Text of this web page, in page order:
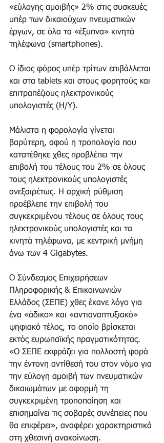
«εύλογης αμοιβής» 2% στις συσκευές
υπέρ των δικαιούχων πνευματικών
έργων, σε όλα τα «έξυπνα» κινητά
τηλέφωνα (smartphones).
O ίδιος φόρος υπέρ τρίτων επιβάλλεται
και στα tablets και στους φορητούς και
επιτραπέζιους ηλεκτρονικούς
υπολογιστές (Η/Υ).
Μάλιστα η φορολογία γίνεται
βαρύτερη, αφού η τροπολογία που
κατατέθηκε χθες προβλέπει την
επιβολή του τέλους του 2% σε όλους
τους ηλεκτρονικούς υπολογιστές
ανεξαιρέτως. Η αρχική ρύθμιση
προέβλεπε την επιβολή του
συγκεκριμένου τέλους σε όλους τους
ηλεκτρονικούς υπολογιστές και τα
κινητά τηλέφωνα, με κεντρική μνήμη
άνω των 4 Gigabytes.
O Σύνδεσμος Επιχειρήσεων
Πληροφορικής & Επικοινωνιών
Ελλάδος (ΣΕΠΕ) χθες έκανε λόγο για
ένα «άδικο» και «αντιαναπτυξιακό»
ψηφιακό τέλος, το οποίο βρίσκεται
εκτός ευρωπαϊκής πραγματικότητας.
«Ο ΣΕΠΕ εκφράζει για πολλοστή φορά
την έντονη αντίθεσή του στον νόμο για
την εύλογη αμοιβή των πνευματικών
δικαιωμάτων με αφορμή τη
συγκεκριμένη τροποποίηση και
επισημαίνει τις σοβαρές συνέπειες που
θα επιφέρει», αναφέρει χαρακτηριστικά
στη χθεσινή ανακοίνωση.